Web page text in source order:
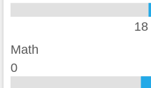
非強制性犯罪
18
Math
0